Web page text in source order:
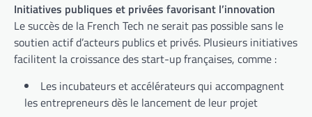
Initiatives publiques et privées favorisant l’innovation
Le succès de la French Tech ne serait pas possible sans le
soutien actif d’acteurs publics et privés. Plusieurs initiatives
facilitent la croissance des start-up françaises, comme :
Les incubateurs et accélérateurs qui accompagnent
les entrepreneurs dès le lancement de leur projet